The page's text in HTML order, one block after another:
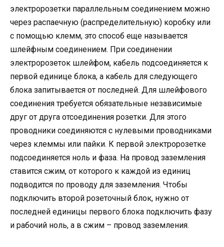
электророзетки параллельным соединением можно
через распаечную (распределительную) коробку или
с помощью клемм, это способ еще называется
шлейфным соединением. При соединении
электророзеток шлейфом, кабель подсоединяется к
первой единице блока, а кабель для следующего
блока запитывается от последней. Для шлейфового
соединения требуется обязательные независимые
друг от друга отсоединения розетки. Для этого
проводники соединяются с нулевыми проводниками
через клеммы или пайки. К первой электророзетке
подсоединяется ноль и фаза. На провод заземления
ставится сжим, от которого к каждой из единиц
подводится по проводу для заземления. Чтобы
подключить второй розеточный блок, нужно от
последней единицы первого блока подключить фазу
и рабочий ноль, а в сжим – провод заземления.